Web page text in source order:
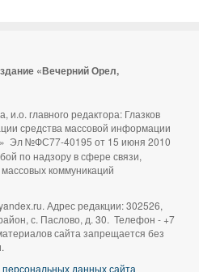
«Вечерний Орел,
и.о. главного редактора: Глазков
средства массовой информации
Эл №ФС77-40195 от 15 июня 2010
по надзору в сфере связи,
коммуникаций
Адрес редакции: 302526,
с. Паслово, д. 30. Телефон - +7
сайта запрещается без
данных сайта